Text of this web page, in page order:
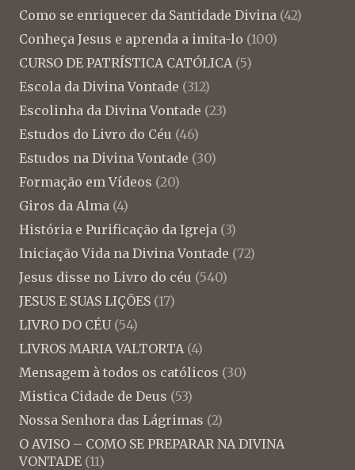
Como se enriquecer da Santidade Divina (42)
Conheça Jesus e aprenda a imita-lo (100)
CURSO DE PATRÍSTICA CATÓLICA (5)
Escola da Divina Vontade (312)
Escolinha da Divina Vontade (23)
Estudos do Livro do Céu (46)
Estudos na Divina Vontade (30)
Formação em Vídeos (20)
Giros da Alma (4)
História e Purificação da Igreja (3)
Iniciação Vida na Divina Vontade (72)
Jesus disse no Livro do céu (540)
JESUS E SUAS LIÇÕES (17)
LIVRO DO CÉU (54)
LIVROS MARIA VALTORTA (4)
Mensagem à todos os católicos (30)
Mistica Cidade de Deus (53)
Nossa Senhora das Lágrimas (2)
O AVISO – COMO SE PREPARAR NA DIVINA
VONTADE (11)